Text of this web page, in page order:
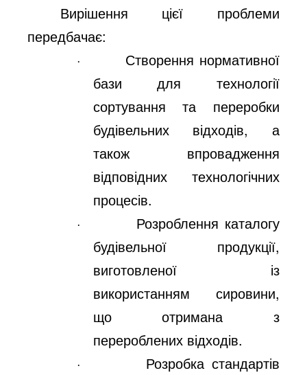
Вирішення цієї проблеми
передбачає:
·
Створення нормативної
бази для технології
сортування та переробки
будівельних відходів, а
також впровадження
відповідних технологічних
процесів.
·
Розроблення каталогу
будівельної продукції,
виготовленої із
використанням сировини,
що отримана з
перероблених відходів.
·
Розробка стандартів